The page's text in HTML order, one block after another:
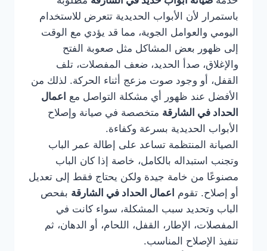
باستمرار لأن الأبواب الحديدية تتعرض للاستخدام
اليومي والعوامل الجوية، مما قد يؤدي مع الوقت
إلى ظهور بعض المشاكل مثل صعوبة الفتح
والإغلاق، صدأ الحديد، ضعف المفصلات، تلف
القفل، أو وجود صوت مزعج أثناء الحركة. لذلك من
الأفضل عند ظهور أي مشكلة التواصل مع اعمال
الحداد في الشارقة متخصصة في صيانة وإصلاح
الأبواب الحديدية بسرعة وكفاءة.
الصيانة المنتظمة تساعد على إطالة عمر الباب
وتجنب استبداله بالكامل، خاصة إذا كان الباب
مصنوعًا من خامة جيدة ولكن يحتاج فقط إلى تعديل
أو إصلاح. تقوم اعمال الحداد في الشارقة بفحص
الباب وتحديد سبب المشكلة، سواء كانت في
المفصلات، الإطار، القفل، اللحام، أو الدهان، ثم
تنفيذ الإصلاح المناسب.